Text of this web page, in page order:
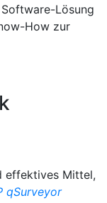
Lösung
How zur
effektives Mittel,
qSurveyor